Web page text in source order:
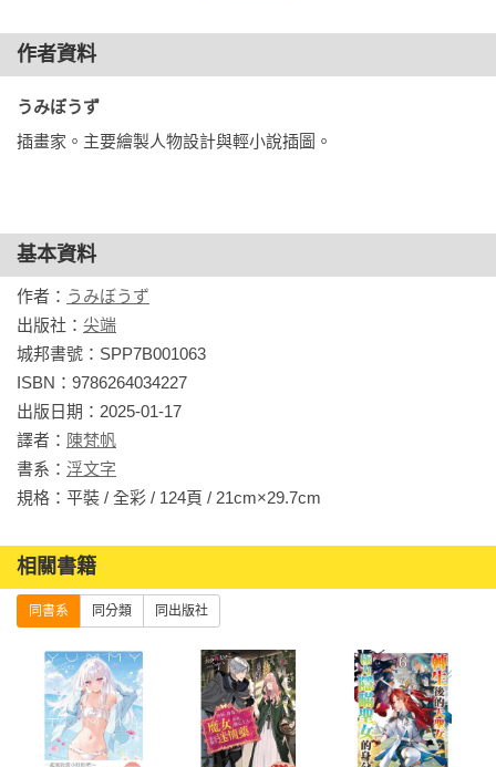
作者資料
うみぼうず
插畫家。主要繪製人物設計與輕小說插圖。
基本資料
作者： うみぼうず
出版社： 尖端
城邦書號：SPP7B001063
ISBN：9786264034227
出版日期：2025-01-17
譯者： 陳梵帆
書系： 浮文字
規格：平裝 / 全彩 / 124頁 / 21cm×29.7cm
相關書籍
同書系 同分類 同出版社